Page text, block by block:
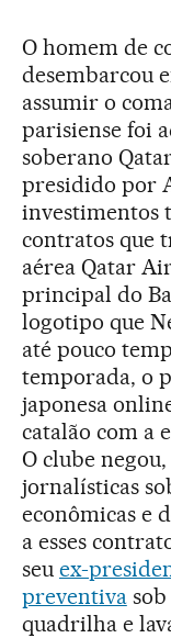
O homem de
desembarcou
assumir o
parisiense foi
soberano
presidido por
investimentos
contratos que
aérea Qatar
principal do
logotipo que
até pouco
temporada, o
japonesa
catalão com a
O clube
jornalísticas
econômicas e
a esses
seu ex-
preventivasob
quadrilha e